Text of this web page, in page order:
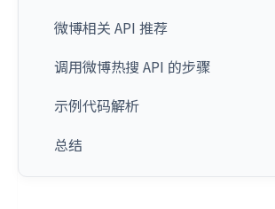
微博相关 API 推荐
调用微博热搜 API 的步骤
示例代码解析
总结